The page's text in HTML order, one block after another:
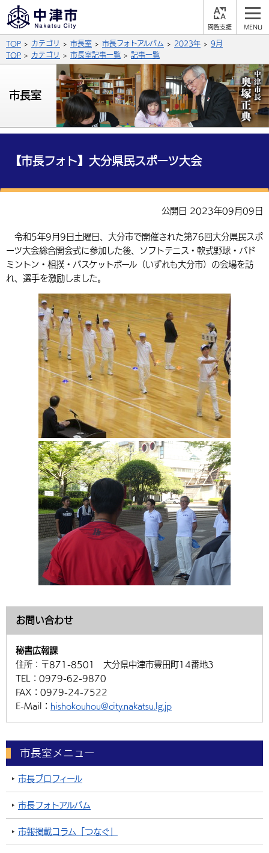
支
背景色
青 白
文字の大きさ
拡大 標準 縮小
言語を選択
英語（English） 中国語（簡体字）
中国語（繁体字） 韓国語（한국어）
組織案内
公式SNS
X (Twitter) YouTube
サイト内検索
総合メニュー
保険・年金
福祉・介護 健康・予防
税金 住宅・インフラ
環境・衛生
外国人の方向け情報
入札・契約 産業・雇用
農林水産業 税金
都市整備
子育て・教育
施設情報 子どもを預ける
手当・助成
相談・支援・情報 計画・施策
観光・移住
遊ぶ・体験する グルメ・食べる
買う・おみやげ 四季のイベント・祭り
移住・定住
中津市について 市役所の紹介
地方創生・地域活性化 広報・広聴
行政・計画
TOP カテゴリ 市長室 市長フォトアルバム 2023年
9月
TOP
カテゴリ 市長室記事一覧 記事一覧
市長室
【市長フォト】大分県民スポーツ大会
公開日 2023年09月09日
令和5年9月9日土曜日、大分市で開催された第76回大分県民スポ
ーツ大会総合開会式に参加した後、ソフトテニス・軟式野球・バド
ミントン・相撲・バスケットボール（いずれも大分市）の会場を訪
れ、選手を激励しました。
お問い合わせ
秘書広報課
住所： 〒871-8501 大分県中津市豊田町14番地3
TEL： 0979-62-9870
FAX： 0979-24-7522
E-Mail： hishokouhou@city.nakatsu.lg.jp
市長室メニュー
市長プロフィール
市長フォトアルバム
市報掲載コラム「つなぐ」